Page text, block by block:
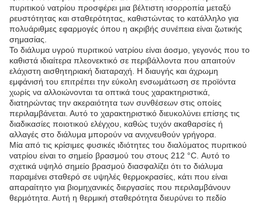
πυριτικού νατρίου προσφέρει μια βέλτιστη ισορροπία μεταξύ
ρευστότητας και σταθερότητας, καθιστώντας το κατάλληλο για
πολυάριθμες εφαρμογές όπου η ακριβής συνέπεια είναι ζωτικής
σημασίας.
Το διάλυμα υγρού πυριτικού νατρίου είναι άοσμο, γεγονός που το
καθιστά ιδιαίτερα πλεονεκτικό σε περιβάλλοντα που απαιτούν
ελάχιστη αισθητηριακή διαταραχή. Η διαυγής και άχρωμη
εμφάνισή του επιτρέπει την εύκολη ενσωμάτωση σε προϊόντα
χωρίς να αλλοιώνονται τα οπτικά τους χαρακτηριστικά,
διατηρώντας την ακεραιότητα των συνθέσεων στις οποίες
περιλαμβάνεται. Αυτό το χαρακτηριστικό διευκολύνει επίσης τις
διαδικασίες ποιοτικού ελέγχου, καθώς τυχόν ακαθαρσίες ή
αλλαγές στο διάλυμα μπορούν να ανιχνευθούν γρήγορα.
Μία από τις κρίσιμες φυσικές ιδιότητες του διαλύματος πυριτικού
νατρίου είναι το σημείο βρασμού του στους 212 °C. Αυτό το
σχετικά υψηλό σημείο βρασμού διασφαλίζει ότι το διάλυμα
παραμένει σταθερό σε υψηλές θερμοκρασίες, κάτι που είναι
απαραίτητο για βιομηχανικές διεργασίες που περιλαμβάνουν
θερμότητα. Αυτή η θερμική σταθερότητα διευρύνει το πεδίο